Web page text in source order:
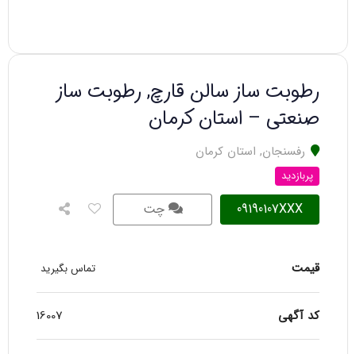
رطوبت ساز سالن قارچ, رطوبت ساز
صنعتی – استان کرمان
رفسنجان, استان کرمان
پربازدید
09190107XXX چت
قیمت تماس بگیرید
کد آگهی 16007